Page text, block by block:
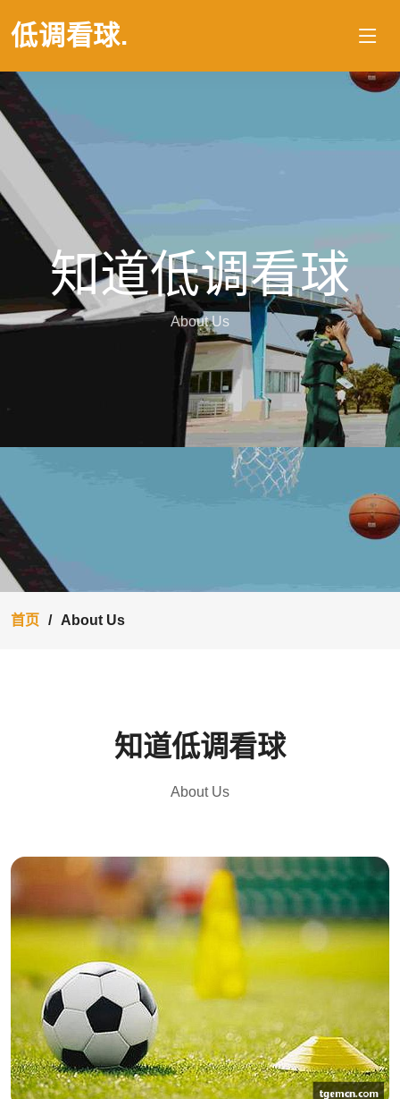
低调看球.
知道低调看球
About Us
首页 About Us
知道低调看球
About Us